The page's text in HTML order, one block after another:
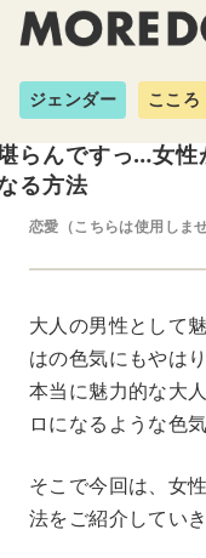
ジェンダー こころ
らんですっ…女性
る方法
恋愛（こちらは使用しませ
大人の男性として
はの色気にもやは
本当に魅力的な大
ロになるような色
そこで今回は、女
法をご紹介してい